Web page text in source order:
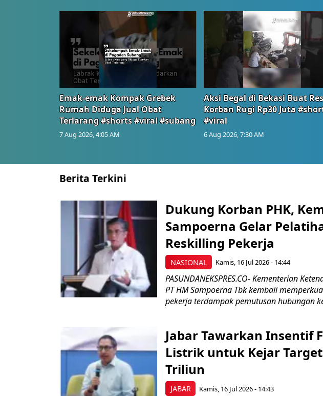
Emak-emak Kompak Grebek
Rumah Diduga Jual Obat
Terlarang #shorts #viral #subang
7 Aug 2026, 4:05 AM
Aksi Begal di Bekasi Buat
Korban Rugi Rp30 Juta
#viral
6 Aug 2026, 7:30 AM
Berita Terkini
NASIONAL
Dukung Korban PHK,
Sampoerna Gelar
Reskilling Pekerja
Kamis, 16 Jul 2026 - 14:44
PASUNDANEKSPRES.CO- Kementerian
PT HM Sampoerna Tbk kembali
pekerja terdampak pemutusan hubungan
JABAR
Jabar Tawarkan Insentif
Listrik untuk Kejar
Triliun
Kamis, 16 Jul 2026 - 14:43